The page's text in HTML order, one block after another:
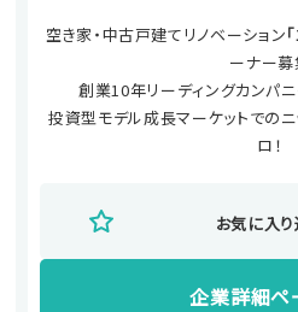
空き家・中古戸建てリノベーション
ーナー募
創業10年リーディングカンパ
投資型モデル成長マーケットでの
ロ！
お気に入
企業詳細ペ